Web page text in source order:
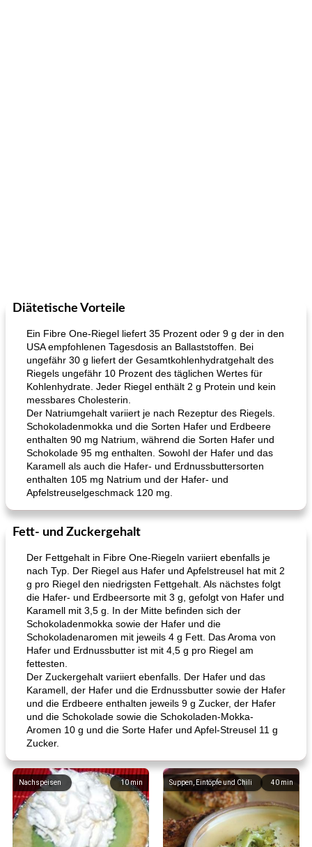
Diätetische Vorteile
Ein Fibre One-Riegel liefert 35 Prozent oder 9 g der in den
USA empfohlenen Tagesdosis an Ballaststoffen. Bei
ungefähr 30 g liefert der Gesamtkohlenhydratgehalt des
Riegels ungefähr 10 Prozent des täglichen Wertes für
Kohlenhydrate. Jeder Riegel enthält 2 g Protein und kein
messbares Cholesterin.
Der Natriumgehalt variiert je nach Rezeptur des Riegels.
Schokoladenmokka und die Sorten Hafer und Erdbeere
enthalten 90 mg Natrium, während die Sorten Hafer und
Schokolade 95 mg enthalten. Sowohl der Hafer und das
Karamell als auch die Hafer- und Erdnussbuttersorten
enthalten 105 mg Natrium und der Hafer- und
Apfelstreuselgeschmack 120 mg.
Fett- und Zuckergehalt
Der Fettgehalt in Fibre One-Riegeln variiert ebenfalls je
nach Typ. Der Riegel aus Hafer und Apfelstreusel hat mit 2
g pro Riegel den niedrigsten Fettgehalt. Als nächstes folgt
die Hafer- und Erdbeersorte mit 3 g, gefolgt von Hafer und
Karamell mit 3,5 g. In der Mitte befinden sich der
Schokoladenmokka sowie der Hafer und die
Schokoladenaromen mit jeweils 4 g Fett. Das Aroma von
Hafer und Erdnussbutter ist mit 4,5 g pro Riegel am
fettesten.
Der Zuckergehalt variiert ebenfalls. Der Hafer und das
Karamell, der Hafer und die Erdnussbutter sowie der Hafer
und die Erdbeere enthalten jeweils 9 g Zucker, der Hafer
und die Schokolade sowie die Schokoladen-Mokka-
Aromen 10 g und die Sorte Hafer und Apfel-Streusel 11 g
Zucker.
10min
Nachspeisen 40 min
Suppen, Eintöpfe und Chili